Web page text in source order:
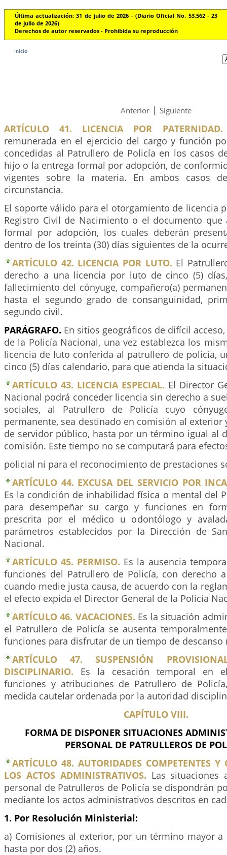
Última actualización: 31 de julio de 2026 - (Diario Oficial No. 53.562 - 23
de julio de 2026)
Derechos de autor reservados - Prohibida su reproducción
Inicio
Anterior | Siguiente
ARTÍCULO 41. LICENCIA POR PATERNIDAD.
remunerada en el ejercicio del cargo y función
concedidas al Patrullero de Policía en los casos
hijo o la entrega formal por adopción, de
vigentes sobre la materia. En ambos casos
circunstancia.
El soporte válido para el otorgamiento de licencia
Registro Civil de Nacimiento o el documento que
formal por adopción, los cuales deberán
dentro de los treinta (30) días siguientes de la
ARTÍCULO 42. LICENCIA POR LUTO. El
derecho a una licencia por luto de cinco (5)
fallecimiento del cónyuge, compañero(a)
hasta el segundo grado de consanguinidad,
segundo civil.
PARÁGRAFO. En sitios geográficos de difícil
de la Policía Nacional, una vez establezca los
licencia de luto conferida al patrullero de policía,
cinco (5) días calendario, para que atienda la
ARTÍCULO 43. LICENCIA ESPECIAL. El Director
Nacional podrá conceder licencia sin derecho a
sociales, al Patrullero de Policía cuyo
permanente, sea destinado en comisión al exterior
de servidor público, hasta por un término igual al
comisión. Este tiempo no se computará para
policial ni para el reconocimiento de prestaciones
ARTÍCULO 44. EXCUSA DEL SERVICIO POR
Es la condición de inhabilidad física o mental del
para desempeñar su cargo y funciones en
prescrita por el médico u odontólogo y
parámetros establecidos por la Dirección de
Nacional.
ARTÍCULO 45. PERMISO. Es la ausencia
funciones del Patrullero de Policía, con derecho
cuando medie justa causa, de acuerdo con la
el efecto expida el Director General de la Policía
ARTÍCULO 46. VACACIONES. Es la situación
el Patrullero de Policía se ausenta
funciones para disfrutar de un tiempo de descanso
ARTÍCULO 47. SUSPENSIÓN
DISCIPLINARIO. Es la cesación temporal en
funciones y atribuciones de Patrullero de
medida cautelar ordenada por la autoridad
CAPÍTULO VIII.
FORMA DE DISPONER SITUACIONES
PERSONAL DE PATRULLEROS DE
ARTÍCULO 48. AUTORIDADES COMPETENTES Y
LOS ACTOS ADMINISTRATIVOS. Las situaciones
personal de Patrulleros de Policía se dispondrán
mediante los actos administrativos descritos en
1. Por Resolución Ministerial:
a) Comisiones al exterior, por un término mayor a
hasta por dos (2) años.